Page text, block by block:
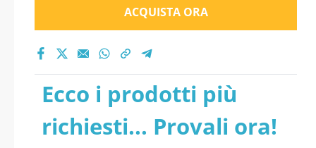
ACQUISTA ORA
Ecco i prodotti più
richiesti... Provali ora!